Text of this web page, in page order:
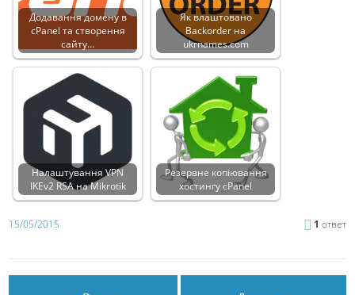
Додавання домену в
cPanel та створення
сайту…
Як влаштовано
Backorder на
ukrnames.com
Налаштування VPN
IKEv2 RSA на Mikrotik
Резервне копіювання
хостингу cPanel
15/05/2015 1 ответ